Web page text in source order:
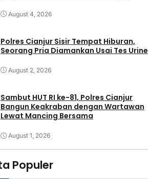
August 4, 2026
Polres Cianjur Sisir Tempat Hiburan,
Seorang Pria Diamankan Usai Tes Urine
August 2, 2026
Sambut HUT RI ke-81, Polres Cianjur
Bangun Keakraban dengan Wartawan
Lewat Mancing Bersama
August 1, 2026
Populer